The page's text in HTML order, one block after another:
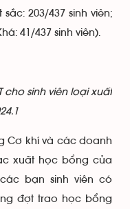
203/437 sinh viên;
41/437 sinh viên).
cho sinh viên loại xuất
khí và các doanh
xuất học bổng của
bạn sinh viên có
đợt trao học bổng